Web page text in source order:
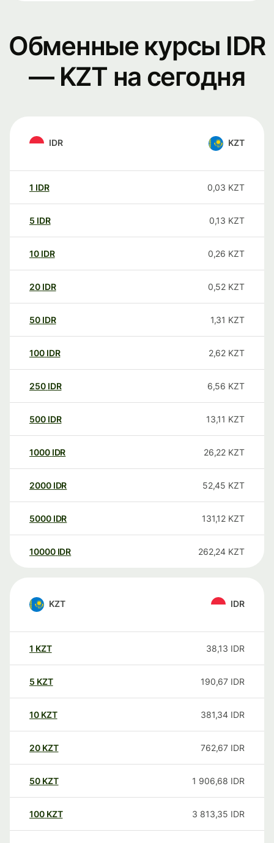
Обменные курсы IDR
— KZT на сегодня
IDR KZT
1 IDR 0,03 KZT
5 IDR 0,13 KZT
10 IDR 0,26 KZT
20 IDR 0,52 KZT
50 IDR 1,31 KZT
100 IDR 2,62 KZT
250 IDR 6,56 KZT
500 IDR 13,11 KZT
1000 IDR 26,22 KZT
2000 IDR 52,45 KZT
5000 IDR 131,12 KZT
10000 IDR 262,24 KZT
KZT IDR
1 KZT 38,13 IDR
5 KZT 190,67 IDR
10 KZT 381,34 IDR
20 KZT 762,67 IDR
50 KZT 1 906,68 IDR
100 KZT 3 813,35 IDR